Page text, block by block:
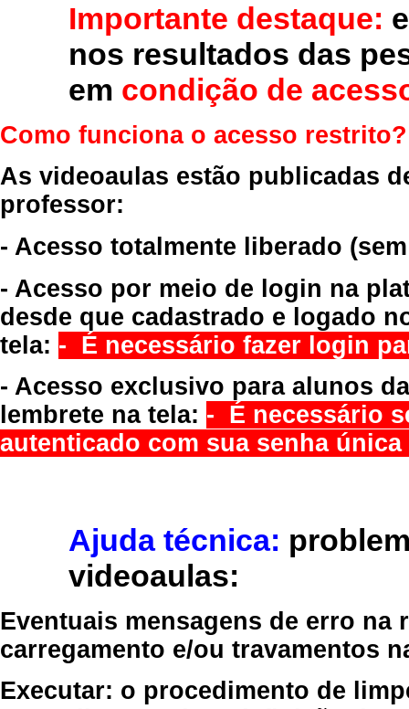
Importante destaque:
nos resultados das
em condição de
Como funciona o acesso restrito?
As videoaulas estão publicadas
professor:
- Acesso totalmente liberado
- Acesso por meio de login na
desde que cadastrado e logado
tela: - É necessário fazer login
- Acesso exclusivo para alunos
lembrete na tela: - É necessário
autenticado com sua senha
Ajuda técnica:
videoaulas:
Eventuais mensagens de erro
carregamento e/ou travamentos
Executar: o procedimento de